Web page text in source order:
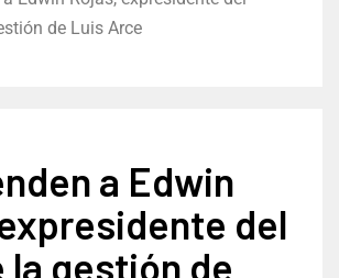
de Luis Arce
a Edwin
del
la gestión de